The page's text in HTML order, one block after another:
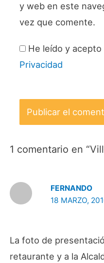
y web en este
vez que comente.
He leído y acepto
Privacidad
1 comentario en
FERNANDO
18 MARZO,
La foto de
retaurante y a la